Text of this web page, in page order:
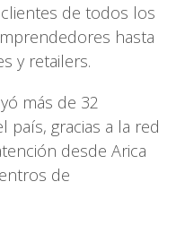
de todos los
hasta
y retailers.
más de 32
gracias a la red
desde Arica
de